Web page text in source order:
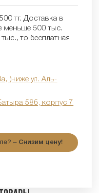
тг. Доставка в
меньше 500 тыс.
то бесплатная
(ниже ул. Аль-
58б, корпус 7
– Снизим цену!